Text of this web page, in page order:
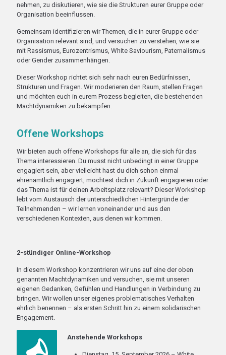
nehmen, zu diskutieren, wie sie die Strukturen eurer Gruppe oder
Organisation beeinflussen.
Gemeinsam identifizieren wir Themen, die in eurer Gruppe oder
Organisation relevant sind, und versuchen zu verstehen, wie sie
mit Rassismus, Eurozentrismus, White Saviourism, Paternalismus
oder Gender zusammenhängen.
Dieser Workshop richtet sich sehr nach euren Bedürfnissen,
Strukturen und Fragen. Wir moderieren den Raum, stellen Fragen
und möchten euch in eurem Prozess begleiten, die bestehenden
Machtdynamiken zu bekämpfen.
Offene Workshops
Wir bieten auch offene Workshops für alle an, die sich für das
Thema interessieren. Du musst nicht unbedingt in einer Gruppe
engagiert sein, aber vielleicht hast du dich schon einmal
ehrenamtlich engagiert, möchtest dich in Zukunft engagieren oder
das Thema ist für deinen Arbeitsplatz relevant? Dieser Workshop
lebt vom Austausch der unterschiedlichen Hintergründe der
Teilnehmenden – wir lernen voneinander und aus den
verschiedenen Kontexten, aus denen wir kommen.
2-stündiger Online-Workshop
In diesem Workshop konzentrieren wir uns auf eine der oben
genannten Machtdynamiken und versuchen, sie mit unseren
eigenen Gedanken, Gefühlen und Handlungen in Verbindung zu
bringen. Wir wollen unser eigenes problematisches Verhalten
ehrlich benennen – als ersten Schritt hin zu einem solidarischen
Engagement.
Anstehende Workshops